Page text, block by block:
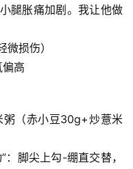
腿胀痛加剧 。我让他做
损伤）
高
粥 （赤小豆30g+炒薏米
：脚尖上勾-绷直交替，